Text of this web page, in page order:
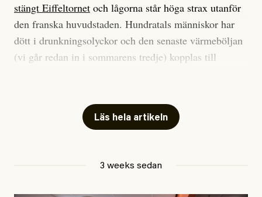
stängt Eiffeltornet och lågorna står höga strax utanför
den franska huvudstaden. Hundratals människor har
dött i drunkningsolyckor och den senaste värmeböljan
(vi går redan in i sommarens tredje) kopplas till
Har du också panik i hettan? Känns det som en
mardröm? Bra, allt annat vore fullständigt orimligt.
att han brukar vara ganska återhållsam när han
Läs hela artikeln
3 weeks sedan